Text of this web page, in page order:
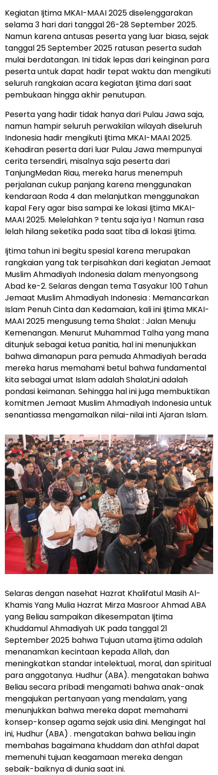
Kegiatan Ijtima MKAI-MAAI 2025 diselenggarakan
selama 3 hari dari tanggal 26-28 September 2025.
Namun karena antusas peserta yang luar biasa, sejak
tanggal 25 September 2025 ratusan peserta sudah
mulai berdatangan. Ini tidak lepas dari keinginan para
peserta untuk dapat hadir tepat waktu dan mengikuti
seluruh rangkaian acara kegiatan Ijtima dari saat
pembukaan hingga akhir penutupan.
Peserta yang hadir tidak hanya dari Pulau Jawa saja,
namun hampir seluruh perwakilan wilayah diseluruh
Indonesia hadir mengikuti Ijtima MKAI-MAAI 2025.
Kehadiran peserta dari luar Pulau Jawa mempunyai
cerita tersendiri, misalnya saja peserta dari
TanjungMedan Riau, mereka harus menempuh
perjalanan cukup panjang karena menggunakan
kendaraan Roda 4 dan melanjutkan menggunakan
kapal Fery agar bisa sampai ke lokasi Ijtima MKAI-
MAAI 2025. Melelahkan ? tentu saja iya ! Namun rasa
lelah hilang seketika pada saat tiba di lokasi Ijtima.
Ijtima tahun ini begitu spesial karena merupakan
rangkaian yang tak terpisahkan dari kegiatan Jemaat
Muslim Ahmadiyah Indonesia dalam menyongsong
Abad ke-2. Selaras dengan tema Tasyakur 100 Tahun
Jemaat Muslim Ahmadiyah Indonesia : Memancarkan
Islam Penuh Cinta dan Kedamaian, kali ini Ijtima MKAI-
MAAI 2025 mengusung tema Shalat : Jalan Menuju
Kemenangan. Menurut Muhammad Talha yang mana
ditunjuk sebagai ketua panitia, hal ini menunjukkan
bahwa dimanapun para pemuda Ahmadiyah berada
mereka harus memahami betul bahwa fundamental
kita sebagai umat Islam adalah Shalat,ini adalah
pondasi keimanan. Sehingga hal ini juga membuktikan
komitmen Jemaat Muslim Ahmadiyah Indonesia untuk
senantiassa mengamalkan nilai-nilai inti Ajaran Islam.
Selaras dengan nasehat Hazrat Khalifatul Masih Al-
Khamis Yang Mulia Hazrat Mirza Masroor Ahmad ABA
yang Beliau sampaikan dikesempatan Ijtima
Khuddamul Ahmadiyah UK pada tanggal 21
September 2025 bahwa Tujuan utama ijtima adalah
menanamkan kecintaan kepada Allah, dan
meningkatkan standar intelektual, moral, dan spiritual
para anggotanya. Hudhur (ABA). mengatakan bahwa
Beliau secara pribadi mengamati bahwa anak-anak
mengajukan pertanyaan yang mendalam, yang
menunjukkan bahwa mereka dapat memahami
konsep-konsep agama sejak usia dini. Mengingat hal
ini, Hudhur (ABA) . mengatakan bahwa beliau ingin
membahas bagaimana khuddam dan athfal dapat
memenuhi tujuan keagamaan mereka dengan
sebaik-baiknya di dunia saat ini.